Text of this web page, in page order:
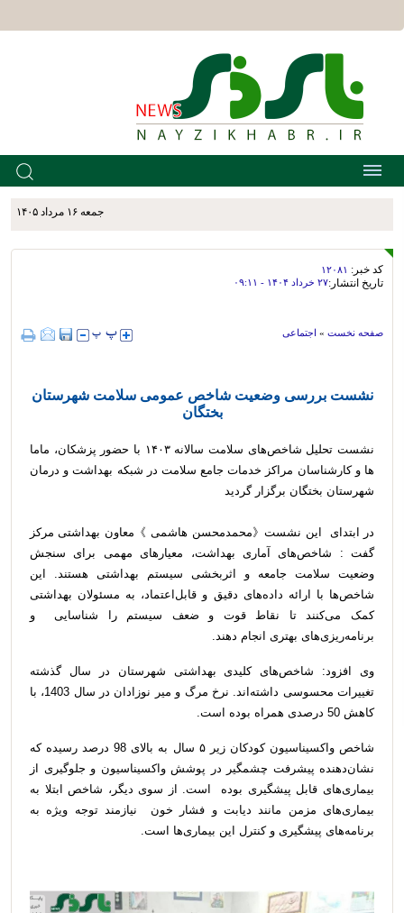
جمعه ۱۶ مرداد ۱۴۰۵
کد خبر: ۱۲۰۸۱
تاریخ انتشار:۲۷ خرداد ۱۴۰۴ - ۰۹:۱۱
صفحه نخست » اجتماعی
نشست بررسی وضعیت شاخص عمومی سلامت شهرستان
بختگان
نشست تحلیل شاخص‌های سلامت سالانه ۱۴۰۳ با حضور پزشکان، ماما
ها و کارشناسان مراکز خدمات جامع سلامت در شبکه بهداشت و درمان
شهرستان بختگان برگزار گردید
در ابتدای این نشست《محمدمحسن هاشمی 》معاون بهداشتی مرکز
گفت : شاخص‌های آماری بهداشت، معیارهای مهمی برای سنجش
وضعیت سلامت جامعه و اثربخشی سیستم بهداشتی هستند. این
شاخص‌ها با ارائه داده‌های دقیق و قابل‌اعتماد، به مسئولان بهداشتی
کمک می‌کنند تا نقاط قوت و ضعف سیستم را شناسایی و
برنامه‌ریزی‌های بهتری انجام دهند.
وی افزود: شاخص‌های کلیدی بهداشتی شهرستان در سال گذشته
تغییرات محسوسی داشته‌اند. نرخ مرگ و میر نوزادان در سال 1403، با
کاهش 50 درصدی همراه بوده است.
شاخص واکسیناسیون کودکان زیر ۵ سال به بالای 98 درصد رسیده که
نشان‌دهنده پیشرفت چشمگیر در پوشش واکسیناسیون و جلوگیری از
بیماری‌های قابل پیشگیری بوده است. از سوی دیگر، شاخص ابتلا به
بیماری‌های مزمن مانند دیابت و فشار خون نیازمند توجه ویژه به
برنامه‌های پیشگیری و کنترل این بیماری‌ها است.